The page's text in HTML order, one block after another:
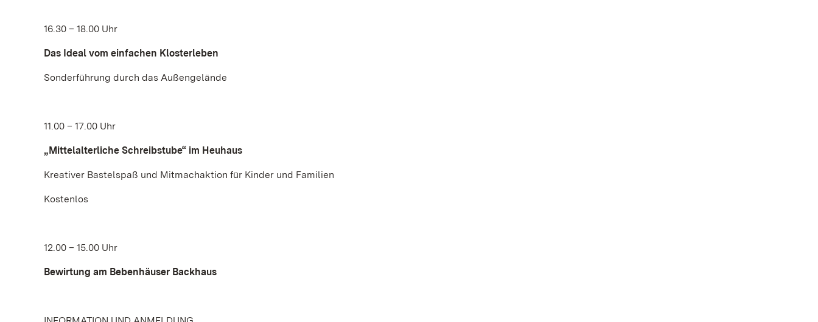
16.30 – 18.00 Uhr
Das Ideal vom einfachen Klosterleben
Sonderführung durch das Außengelände
11.00 – 17.00 Uhr
„Mittelalterliche Schreibstube“ im Heuhaus
Kreativer Bastelspaß und Mitmachaktion für Kinder und Familien
Kostenlos
12.00 – 15.00 Uhr
Bewirtung am Bebenhäuser Backhaus